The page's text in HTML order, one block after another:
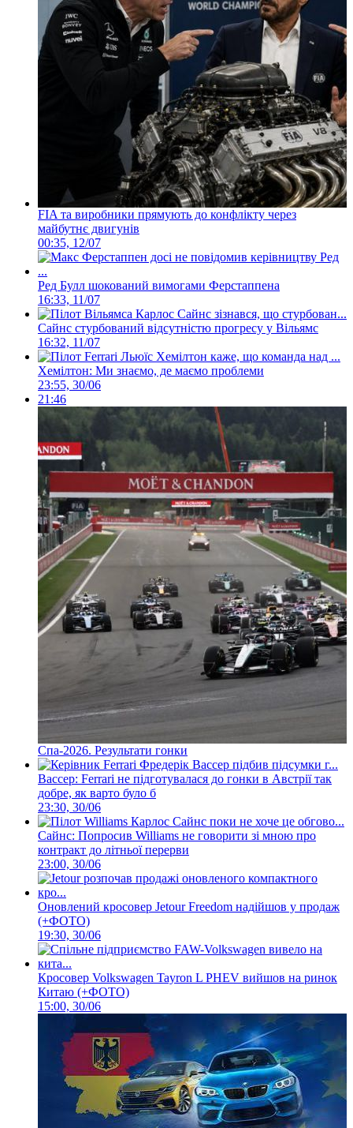
FIA та виробники прямують до конфлікту через
майбутнє двигунів
00:35, 12/07
Ред Булл шокований вимогами Ферстаппена
16:33, 11/07
Сайнс стурбований відсутністю прогресу у Вільямс
16:32, 11/07
Хемілтон: Ми знаємо, де маємо проблеми
23:55, 30/06
21:46
Спа-2026. Результати гонки
Вассер: Ferrari не підготувалася до гонки в Австрії так
добре, як варто було б
23:30, 30/06
Сайнс: Попросив Williams не говорити зі мною про
контракт до літньої перерви
23:00, 30/06
Оновлений кросовер Jetour Freedom надійшов у продаж
(+ФОТО)
19:30, 30/06
Кросовер Volkswagen Tayron L PHEV вийшов на ринок
Китаю (+ФОТО)
15:00, 30/06